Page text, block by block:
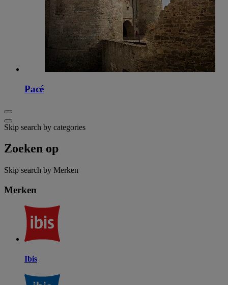
Pacé
Skip search by categories
Zoeken op
Skip search by Merken
Merken
Ibis